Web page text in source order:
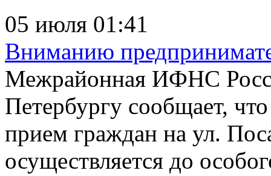
05 июля 01:41
Вниманию
Межрайонная ИФНС
Петербургу сообщает,
прием граждан на ул.
осуществляется до